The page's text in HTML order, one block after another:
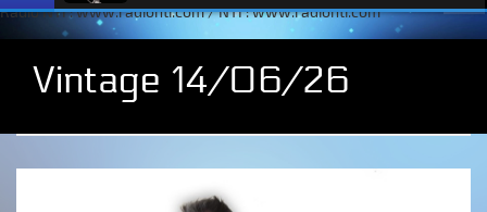
Radio NTI : www.radionti.com / NTI : www.radionti.com
Vintage 14/06/26